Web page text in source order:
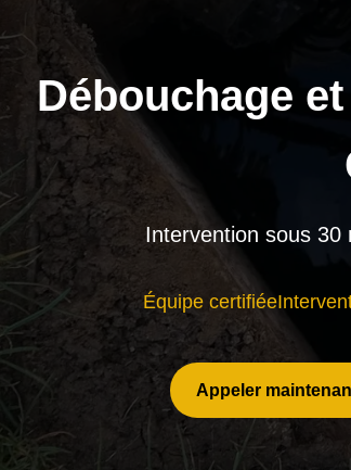
Débouchage
Intervention sous 30
Équipe certifiée
Appeler